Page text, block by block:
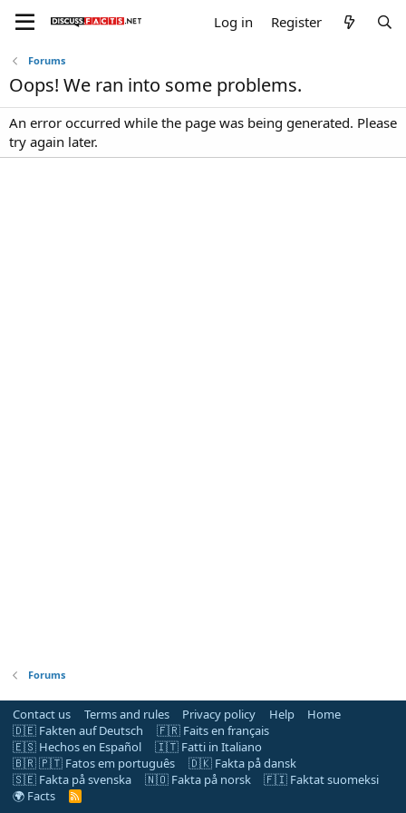
Log in Register
Forums
Oops! We ran into some problems.
An error occurred while the page was being generated. Please
try again later.
Forums
Contact us Terms and rules Privacy policy Help
Home
🇩🇪 Fakten auf Deutsch
🇫🇷 Faits en français
🇪🇸 Hechos en Español
🇮🇹 Fatti in Italiano
🇧🇷 🇵🇹 Fatos em português
🇩🇰 Fakta på dansk
🇸🇪 Fakta på svenska
🇳🇴 Fakta på norsk
🇫🇮 Faktat suomeksi
🌍 Facts
R